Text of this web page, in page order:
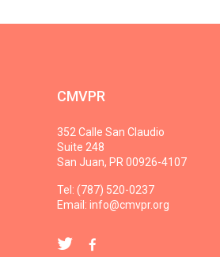
CMVPR
352 Calle San Claudio
Suite 248
San Juan, PR 00926-4107
Tel: (787) 520-0237
Email: info@cmvpr.org